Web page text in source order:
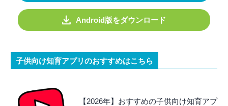
Android版をダウンロード
子供向け知育アプリのおすすめはこちら
【2026年】おすすめの子供向け知育アプ